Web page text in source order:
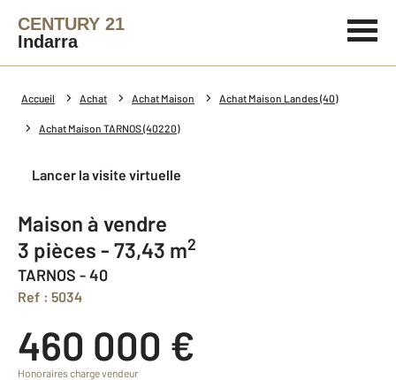
CENTURY 21
Indarra
Accueil Achat Achat Maison Achat Maison Landes (40)
Achat Maison TARNOS (40220)
Lancer la visite virtuelle
Maison à vendre
3 pièces - 73,43 m2
TARNOS - 40
Ref : 5034
460 000 €
Honoraires charge vendeur